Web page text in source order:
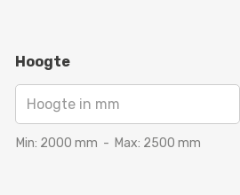
Hoogte
Min: 2000 mm - Max: 2500 mm